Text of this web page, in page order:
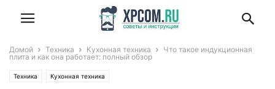
Домой Техника Кухонная техника
Что такое индукционная
плита и как она работает: полный обзор
Техника Кухонная техника